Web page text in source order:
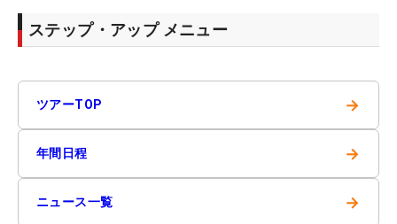
ステップ・アップ メニュー
ツアーTOP →
年間日程 →
ニュース一覧 →